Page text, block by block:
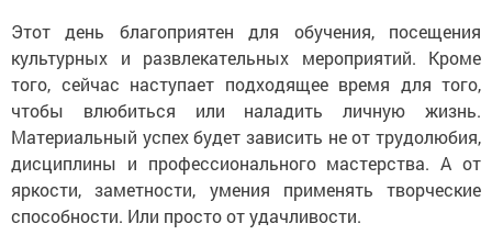
Этот день благоприятен для обучения, посещения
культурных и развлекательных мероприятий. Кроме
того, сейчас наступает подходящее время для того,
чтобы влюбиться или наладить личную жизнь.
Материальный успех будет зависить не от трудолюбия,
дисциплины и профессионального мастерства. А от
яркости, заметности, умения применять творческие
способности. Или просто от удачливости.